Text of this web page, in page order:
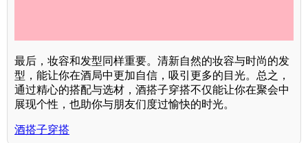
最后，妆容和发型同样重要。清新自然的妆容与时尚的发
型，能让你在酒局中更加自信，吸引更多的目光。总之，
通过精心的搭配与选材，酒搭子穿搭不仅能让你在聚会中
展现个性，也助你与朋友们度过愉快的时光。
酒搭子穿搭